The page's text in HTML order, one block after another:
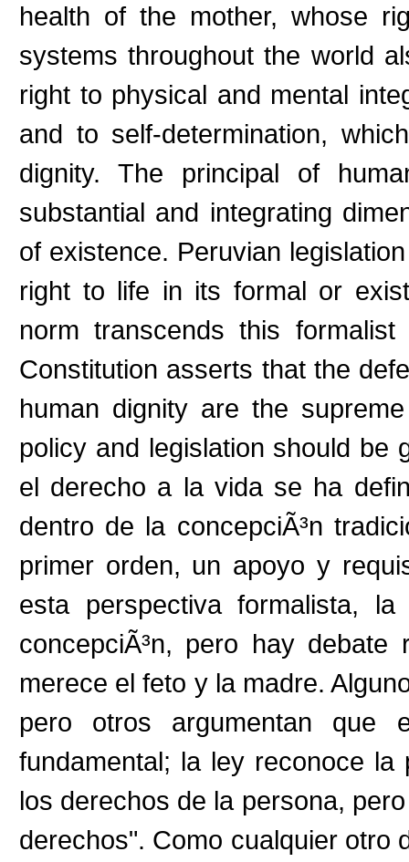
health of the mother, whose
systems throughout the world
right to physical and mental
and to self-determination,
dignity. The principal of
substantial and integrating
of existence. Peruvian
right to life in its formal or
norm transcends this
Constitution asserts that the
human dignity are the
policy and legislation should be
el derecho a la vida se ha
dentro de la concepciÃ³n
primer orden, un apoyo y
esta perspectiva formalista,
concepciÃ³n, pero hay
merece el feto y la madre.
pero otros argumentan que
fundamental; la ley reconoce
los derechos de la persona,
derechos". Como cualquier otro